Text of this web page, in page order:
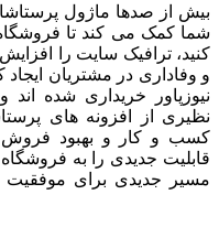
بیش از صدها ماژول
شما کمک می کند تا
کنید، ترافیک سایت را
و وفاداری در مشتریان
نیوزپاور خریداری شده
نظیری از افزونه های
کسب و کار و بهبود فروش
قابلیت جدیدی را به
مسیر جدیدی برای